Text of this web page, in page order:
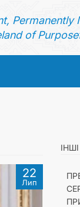
Permanently
of
22
Лип